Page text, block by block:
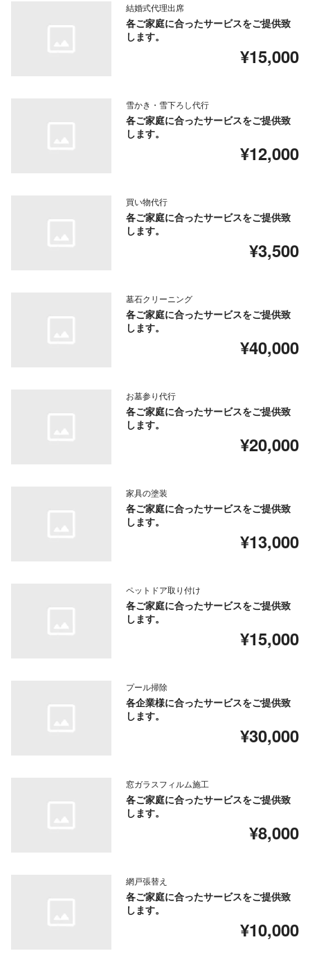
結婚式代理出席
各ご家庭に合ったサービスをご提供致
します。
¥15,000
雪かき・雪下ろし代行
各ご家庭に合ったサービスをご提供致
します。
¥12,000
買い物代行
各ご家庭に合ったサービスをご提供致
します。
¥3,500
墓石クリーニング
各ご家庭に合ったサービスをご提供致
します。
¥40,000
お墓参り代行
各ご家庭に合ったサービスをご提供致
します。
¥20,000
家具の塗装
各ご家庭に合ったサービスをご提供致
します。
¥13,000
ペットドア取り付け
各ご家庭に合ったサービスをご提供致
します。
¥15,000
プール掃除
各企業様に合ったサービスをご提供致
します。
¥30,000
窓ガラスフィルム施工
各ご家庭に合ったサービスをご提供致
します。
¥8,000
網戸張替え
各ご家庭に合ったサービスをご提供致
します。
¥10,000